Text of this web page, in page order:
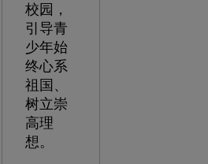
校园，
引导青
少年始
终心系
祖国、
树立崇
高理
想。